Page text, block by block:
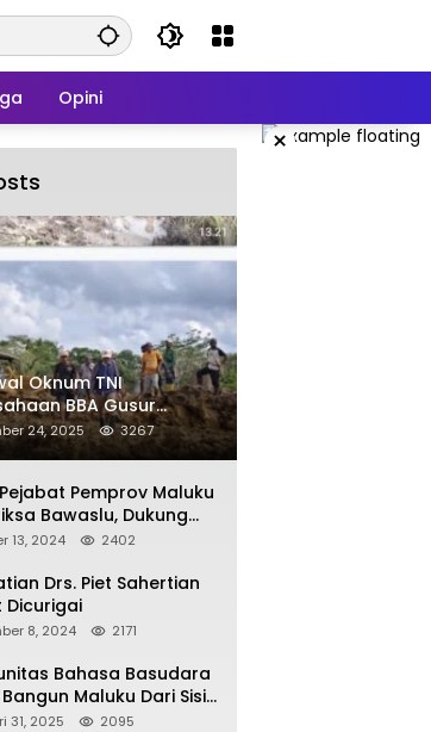
Opini
×
Oknum TNI
BBA Gusur
Brutal Tanah Dan
Warga, Akademisi
Anggotanya
24, 2025 3267
Pemprov Maluku
Bawaslu, Dukung
2M
13, 2024 2402
Drs. Piet Sahertian
Dicurigai
8, 2024 2171
Bahasa Basudara
Maluku Dari Sisi
31, 2025 2095